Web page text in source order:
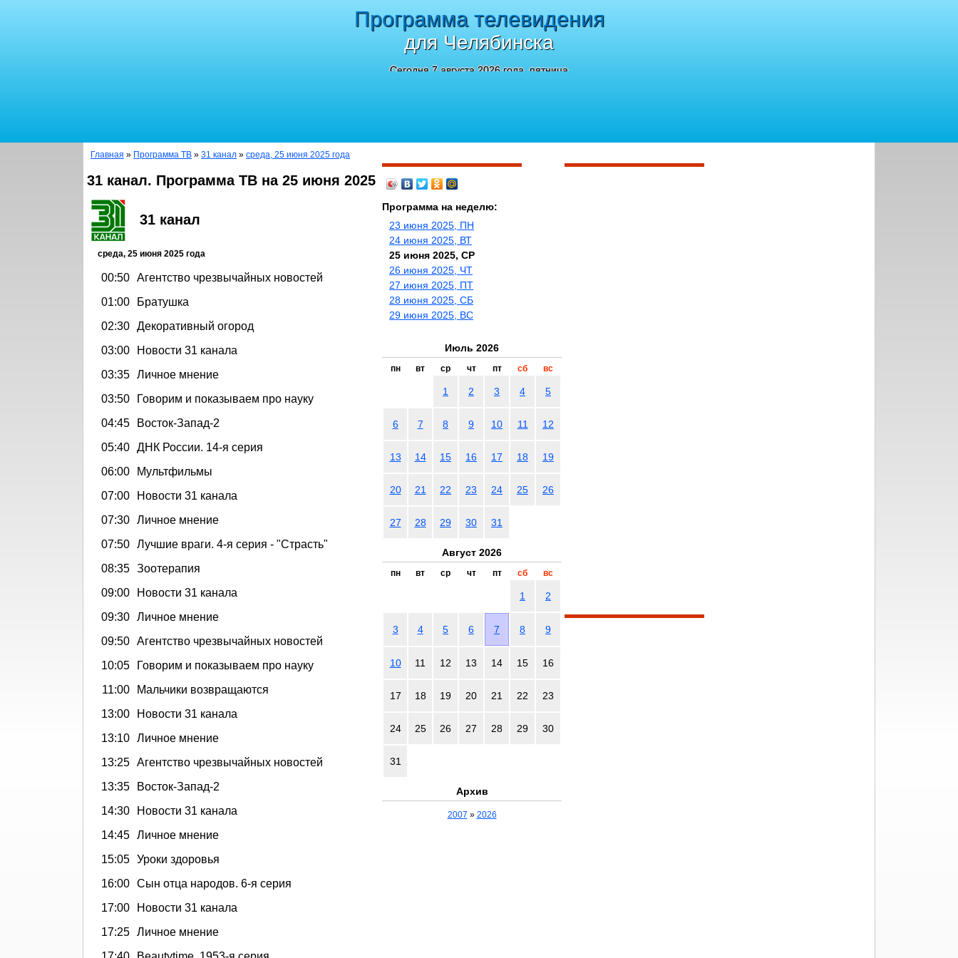
Программа телевидения
для Челябинска
Сегодня 7 августа 2026 года, пятница
Главная » Программа ТВ » 31 канал » среда, 25 июня 2025 года
31 канал. Программа ТВ на 25 июня 2025
31 канал
среда, 25 июня 2025 года
00:50 Агентство чрезвычайных новостей
01:00
Братушка
02:30 Декоративный огород
03:00
Новости 31 канала
03:35 Личное мнение
03:50
Говорим и показываем про науку
04:45
Восток-Запад-2
05:40 ДНК России. 14-я серия
06:00
Мультфильмы
07:00
Новости 31 канала
07:30 Личное мнение
07:50 Лучшие враги. 4-я серия - "Страсть"
08:35 Зоотерапия
09:00
Новости 31 канала
09:30 Личное мнение
09:50 Агентство чрезвычайных новостей
10:05
Говорим и показываем про науку
11:00
Мальчики возвращаются
13:00
Новости 31 канала
13:10 Личное мнение
13:25 Агентство чрезвычайных новостей
13:35
Восток-Запад-2
14:30
Новости 31 канала
14:45 Личное мнение
15:05 Уроки здоровья
16:00 Сын отца народов. 6-я серия
17:00
Новости 31 канала
17:25 Личное мнение
Программа на неделю:
23 июня 2025, ПН
24 июня 2025, ВТ
25 июня 2025, СР
26 июня 2025, ЧТ
27 июня 2025, ПТ
28 июня 2025, СБ
29 июня 2025, ВС
Июль 2026
пн вт ср чт пт сб вс
1 2 3 4 5
6 7 8 9 10 11 12
13 14 15 16 17 18 19
20 21 22 23 24 25 26
27 28 29 30 31
Август 2026
пн вт ср чт пт сб вс
1 2
3 4 5 6 7 8 9
10 11 12 13 14 15 16
17 18 19 20 21 22 23
24 25 26 27 28 29 30
31
Архив
2007 » 2026